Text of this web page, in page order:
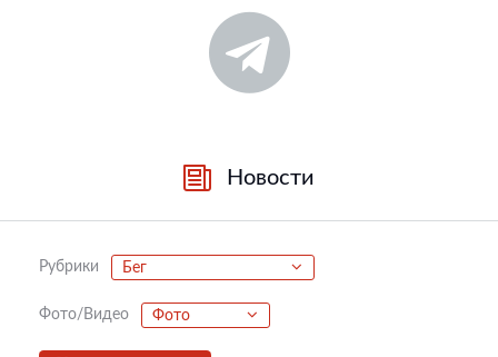
Новости
Рубрики Бег
Фото/Видео Фото